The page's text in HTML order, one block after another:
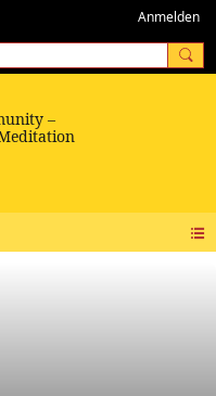
Anmelden